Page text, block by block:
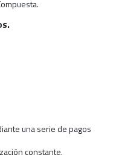
una serie de pagos
constante.